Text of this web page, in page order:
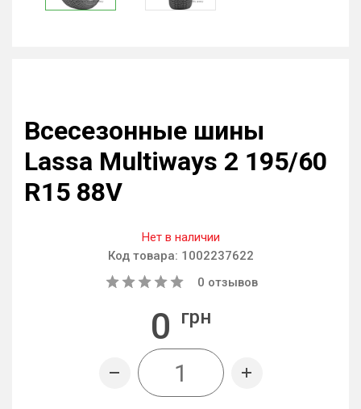
Всесезонные шины
Lassa Multiways 2 195/60
R15 88V
Нет в наличии
Код товара: 1002237622
0 отзывов
0 грн